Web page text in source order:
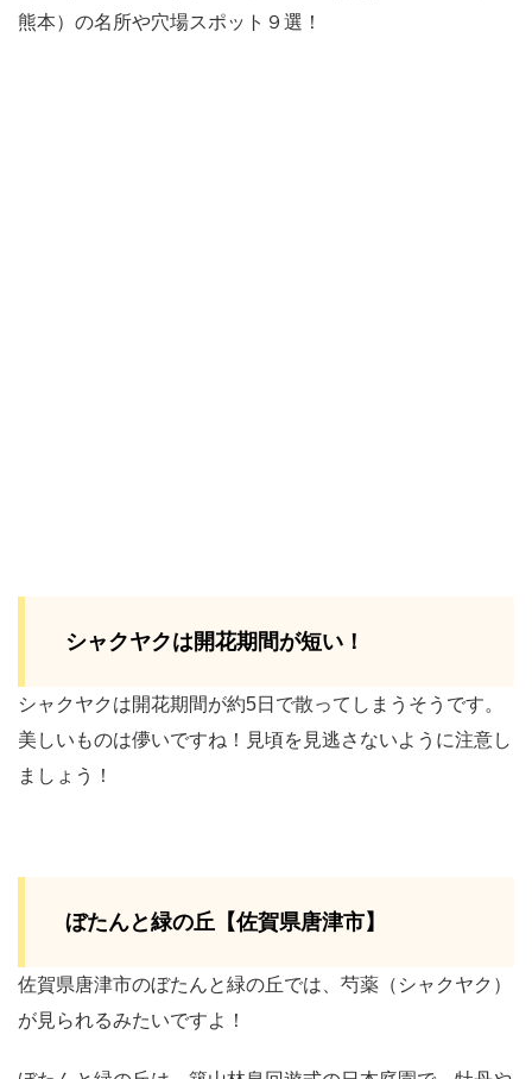
熊本）の名所や穴場スポット９選！
シャクヤクは開花期間が短い！
シャクヤクは開花期間が約5日で散ってしまうそうです。
美しいものは儚いですね！見頃を見逃さないように注意し
ましょう！
ぼたんと緑の丘【佐賀県唐津市】
佐賀県唐津市のぼたんと緑の丘では、芍薬（シャクヤク）
が見られるみたいですよ！